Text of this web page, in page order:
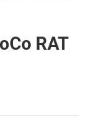
RAT